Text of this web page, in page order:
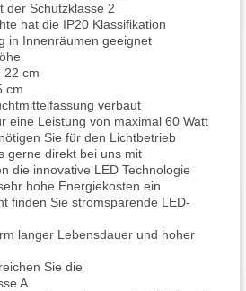
der Schutzklasse 2
hat die IP20 Klassifikation
in Innenräumen geeignet
22 cm
cm
verbaut
eine Leistung von maximal 60 Watt
Sie für den Lichtbetrieb
gerne direkt bei uns mit
die innovative LED Technologie
hohe Energiekosten ein
finden Sie stromsparende LED-
langer Lebensdauer und hoher
Sie die
A